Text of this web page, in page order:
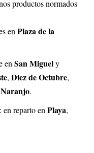
productos normados
en Plaza de la
en San Miguely
, Diez de Octubre,
.
reparto en Playa,